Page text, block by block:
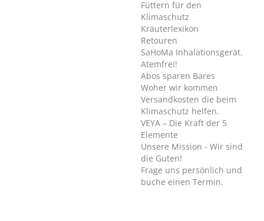
Füttern für den
Klimaschutz
Kräuterlexikon
Retouren
SaHoMa Inhalationsgerät.
Atemfrei!
Abos sparen Bares
Woher wir kommen
Versandkosten die beim
Klimaschutz helfen.
VEYA – Die Kraft der 5
Elemente
Unsere Mission - Wir sind
die Guten!
Frage uns persönlich und
buche einen Termin.